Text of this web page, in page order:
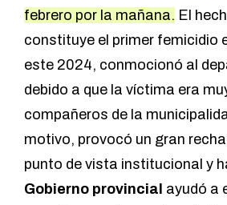
febrero por la mañana. El
constituye el primer femicidio
este 2024, conmocionó al
debido a que la víctima era
compañeros de la
motivo, provocó un gran
punto de vista institucional y
Gobierno provincial ayudó a